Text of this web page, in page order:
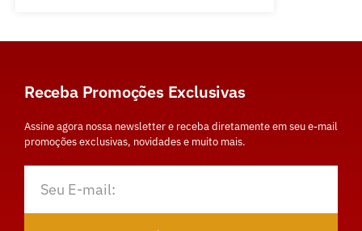
Receba Promoções Exclusivas
Assine agora nossa newsletter e receba diretamente em seu e-mail
promoções exclusivas, novidades e muito mais.